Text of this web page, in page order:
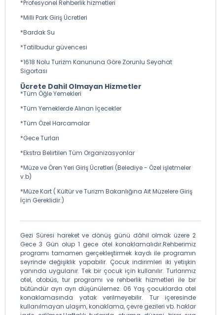
*Profesyonel Rehberlik hizmetleri
*Milli Park Giriş Ücretleri
*Bardak Su
*Tatilbudur güvencesi
*1618 Nolu Turizm Kanununa Göre Zorunlu Seyahat
Sigortası
Ücrete Dahil Olmayan Hizmetler
*Tüm Öğle Yemekleri
*Tüm Yemeklerde Alınan İçecekler
*Tüm Özel Harcamalar
*Gece Turları
*Ekstra Belirtilen Tüm Organizasyonlar
*Müze ve Ören Yeri Giriş Ücretleri (Belediye - Özel işletmeler
v.b)
*Müze Kart ( Kültür ve Turizm Bakanlığına Ait Müzelere Giriş
İçin Gereklidir.)
Gezi Süresi hareket ve dönüş günü dâhil olmak üzere 2
Gece 3 Gün olup 1 gece otel konaklamalıdır.Rehberimiz
programı tamamen gerçekleştirmek kaydı ile programın
seyrinde değişiklik yapabilir. Çocuk indirimleri iki yetişkin
yanında uygulanır. Tek bir çocuk için kullanılır. Turlarımız
otel, otobüs, tur programı ve rehberlik hizmetleri ile bir
bütündür ayrı ayrı düşünülemez. 06 Yaş çocuklarda otel
konaklamasında yatak verilmeyebilir. Tur içeresinde
kullanılmayan ulaşım, konaklama, çevre gezileri vb. haklar